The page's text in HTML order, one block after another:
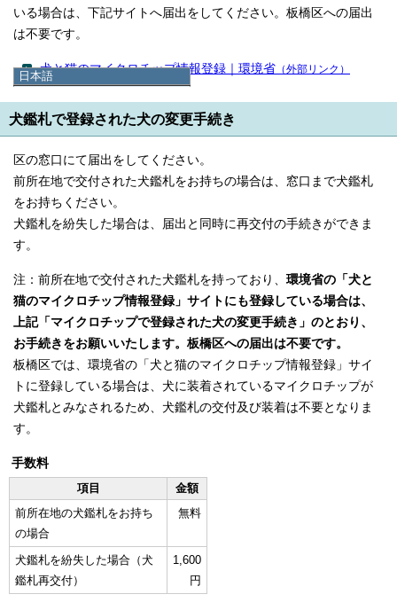
日本語
English
한국어
繁體中文
いる場合は、下記サイトへ届出をしてください。板橋区への届出
は不要です。
犬と猫のマイクロチップ情報登録｜環境省 （外部リンク）
犬鑑札で登録された犬の変更手続き
区の窓口にて届出をしてください。
前所在地で交付された犬鑑札をお持ちの場合は、窓口まで犬鑑札
をお持ちください。
犬鑑札を紛失した場合は、届出と同時に再交付の手続きができま
す。
注：前所在地で交付された犬鑑札を持っており、 環境省の「犬と
猫のマイクロチップ情報登録」サイトにも登録している場合は、
上記「マイクロチップで登録された犬の変更手続き」のとおり、
お手続きをお願いいたします。板橋区への届出は不要です。
板橋区では、環境省の「犬と猫のマイクロチップ情報登録」サイ
トに登録している場合は、犬に装着されているマイクロチップが
犬鑑札とみなされるため、犬鑑札の交付及び装着は不要となりま
す。
手数料
項目
金額
前所在地の犬鑑札をお持ち
の場合
無料
犬鑑札を紛失した場合（犬
鑑札再交付）
1,600
円